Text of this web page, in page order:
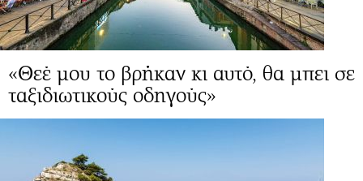
«Θεέ μου το βρήκαν κι αυτό, θα μπει σε
ταξιδιωτικούς οδηγούς»